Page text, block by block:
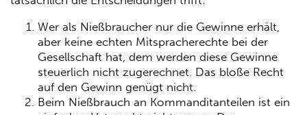
Wer als Nießbraucher nur die Gewinne erhält,
aber keine echten Mitspracherechte bei der
Gesellschaft hat, dem werden diese Gewinne
steuerlich nicht zugerechnet. Das bloße Recht
auf den Gewinn genügt nicht.
Beim Nießbrauch an Kommanditanteilen ist ein